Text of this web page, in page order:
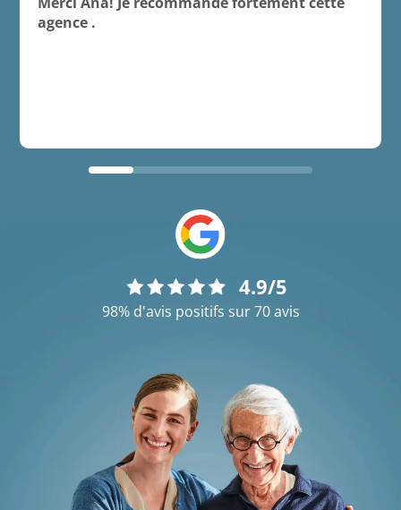
agence .
4.9/5
98% d'avis positifs sur 70 avis